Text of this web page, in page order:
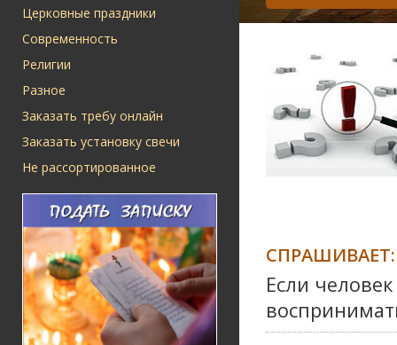
Церковные праздники
Современность
Религии
Разное
Заказать требу онлайн
Заказать установку свечи
Не рассортированное
СПРАШИВАЕТ:
Если